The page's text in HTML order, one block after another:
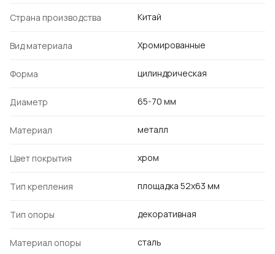
Страна производства Китай
Вид материала Хромированные
Форма цилиндрическая
Диаметр 65-70 мм
Материал металл
Цвет покрытия хром
Тип крепления площадка 52х63 мм
Тип опоры декоративная
Материал опоры сталь